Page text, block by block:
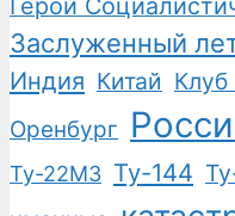
Заслуженный
Индия Китай Клуб
Оренбург
Ту-22М3 Ту-144